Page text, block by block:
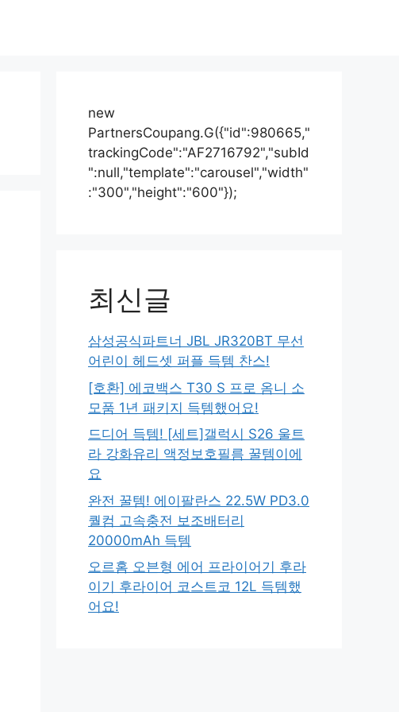
new
PartnersCoupang.G({"id":980665,"
trackingCode":"AF2716792","subId
":null,"template":"carousel","width"
:"300","height":"600"});
최신글
삼성공식파트너 JBL JR320BT 무선
어린이 헤드셋 퍼플 득템 찬스!
[호환] 에코백스 T30 S 프로 옴니 소
모품 1년 패키지 득템했어요!
드디어 득템! [세트]갤럭시 S26 울트
라 강화유리 액정보호필름 꿀템이에
요
완전 꿀템! 에이팔란스 22.5W PD3.0
퀄컴 고속충전 보조배터리
20000mAh 득템
오르홈 오븐형 에어 프라이어기 후라
이기 후라이어 코스트코 12L 득템했
어요!